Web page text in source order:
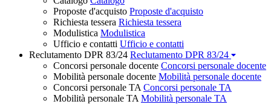
Proposte d'acquisto Proposte d'acquisto
Richiesta tessera Richiesta tessera
Modulistica Modulistica
Ufficio e contatti Ufficio e contatti
Reclutamento DPR 83/24 Reclutamento DPR 83/24
Concorsi personale docente Concorsi personale docente
Mobilità personale docente Mobilità personale docente
Concorsi personale TA Concorsi personale TA
Mobilità personale TA Mobilità personale TA